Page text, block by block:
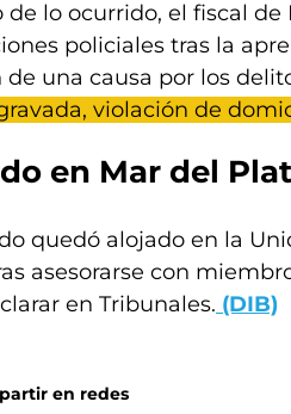
de lo ocurrido, el fiscal
policiales tras la
una causa por los
violación de
en Mar del
quedó alojado en la
asesorarse con
en Tribunales. (DIB)
en redes